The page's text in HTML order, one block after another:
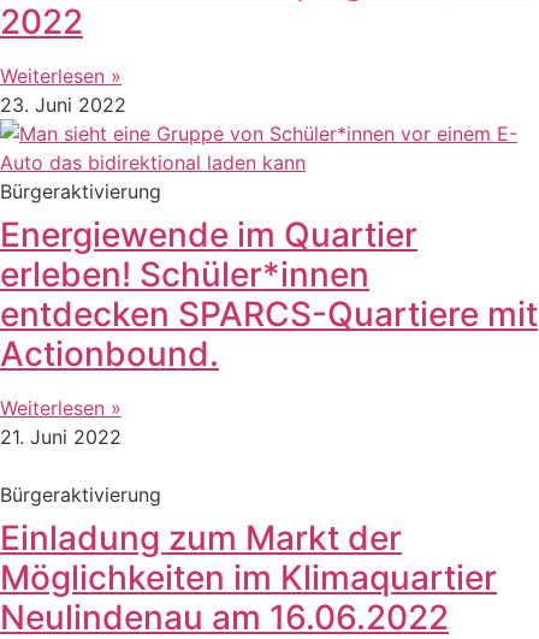
2022
Weiterlesen »
23. Juni 2022
Bürgeraktivierung
Energiewende im Quartier
erleben! Schüler*innen
entdecken SPARCS-Quartiere mit
Actionbound.
Weiterlesen »
21. Juni 2022
Bürgeraktivierung
Einladung zum Markt der
Möglichkeiten im Klimaquartier
Neulindenau am 16.06.2022